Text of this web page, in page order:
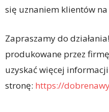
się uznaniem klientów na
Zapraszamy do
produkowane przez
uzyskać więcej
stronę: https://